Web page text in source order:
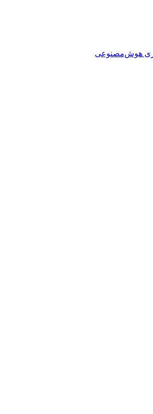
هوش‌مصنوعی